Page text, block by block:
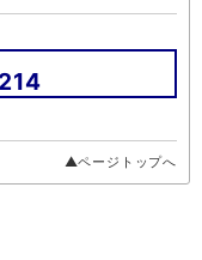
▲ページトップへ